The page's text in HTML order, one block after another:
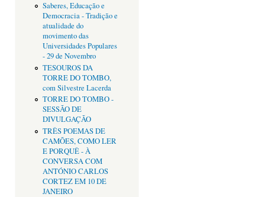
Saberes, Educação e
Democracia - Tradição e
atualidade do
movimento das
Universidades Populares
- 29 de Novembro
TESOUROS DA
TORRE DO TOMBO,
com Silvestre Lacerda
TORRE DO TOMBO -
SESSÃO DE
DIVULGAÇÃO
TRÊS POEMAS DE
CAMÕES, COMO LER
E PORQUÊ - À
CONVERSA COM
ANTÓNIO CARLOS
CORTEZ EM 10 DE
JANEIRO